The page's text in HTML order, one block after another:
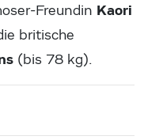
Freundin Kaori
britische
(bis 78 kg).